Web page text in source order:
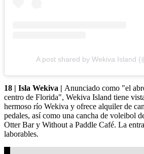
A post shared by Wekiva Island
18 | Isla Wekiva | Anunciado como "el
centro de Florida", Wekiva Island tiene
hermoso río Wekiva y ofrece alquiler de
pedales, así como una cancha de voleibol
Otter Bar y Without a Paddle Café. La
laborables.